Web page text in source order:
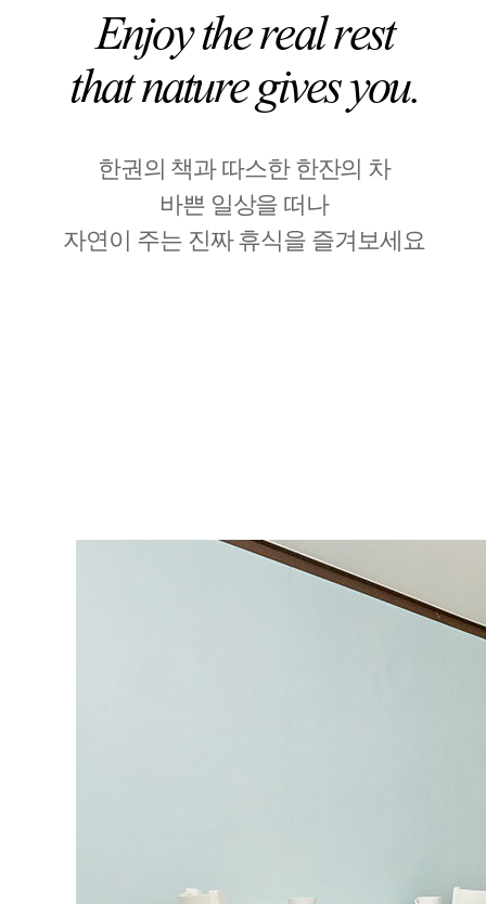
Enjoy the real rest
that nature gives you.
한권의 책과 따스한 한잔의 차
바쁜 일상을 떠나
자연이 주는 진짜 휴식을 즐겨보세요